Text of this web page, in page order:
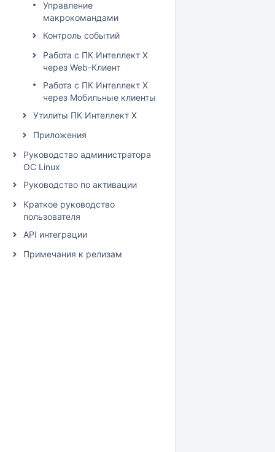
Управление
макрокомандами
Контроль событий
Работа с ПК Интеллект X
через Web-Клиент
Работа с ПК Интеллект X
через Мобильные клиенты
Утилиты ПК Интеллект X
Приложения
Руководство администратора
ОС Linux
Руководство по активации
Краткое руководство
пользователя
API интеграции
Примечания к релизам